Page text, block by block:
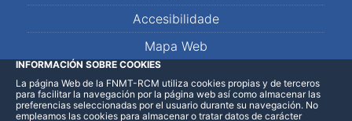
Accesibilidade
Mapa Web
LinkedInFacebookWhatsApp
INFORMACIÓN SOBRE COOKIES
La página Web de la FNMT-RCM utiliza cookies propias y de terceros
para facilitar la navegación por la página web así como almacenar las
preferencias seleccionadas por el usuario durante su navegación. No
empleamos las cookies para almacenar o tratar datos de carácter